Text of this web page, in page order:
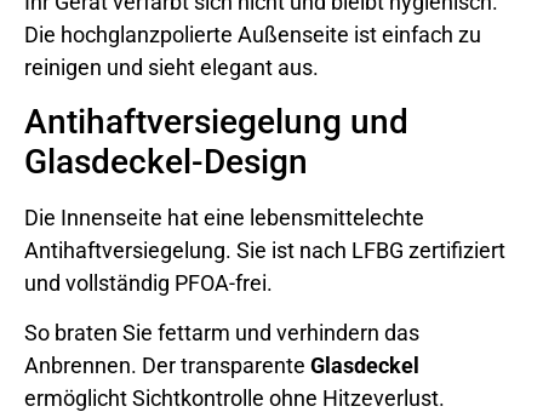
Die hochglanzpolierte Außenseite ist einfach zu
reinigen und sieht elegant aus.
Antihaftversiegelung und
Glasdeckel-Design
Die Innenseite hat eine lebensmittelechte
Antihaftversiegelung. Sie ist nach LFBG zertifiziert
und vollständig PFOA-frei.
So braten Sie fettarm und verhindern das
Anbrennen. Der transparente Glasdeckel
ermöglicht Sichtkontrolle ohne Hitzeverlust.